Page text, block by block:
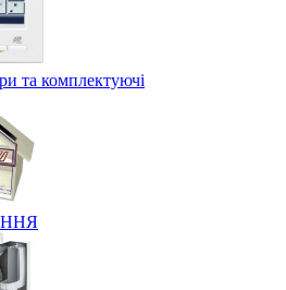
та комплектуючі